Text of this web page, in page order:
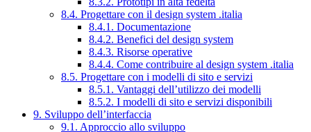
8.4. Progettare con il design system .italia
8.4.1. Documentazione
8.4.2. Benefici del design system
8.4.3. Risorse operative
8.4.4. Come contribuire al design system .italia
8.5. Progettare con i modelli di sito e servizi
8.5.1. Vantaggi dell’utilizzo dei modelli
8.5.2. I modelli di sito e servizi disponibili
9. Sviluppo dell’interfaccia
9.1. Approccio allo sviluppo